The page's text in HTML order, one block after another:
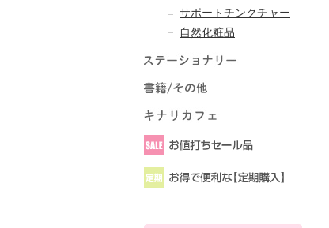
サポートチンクチャー
自然化粧品